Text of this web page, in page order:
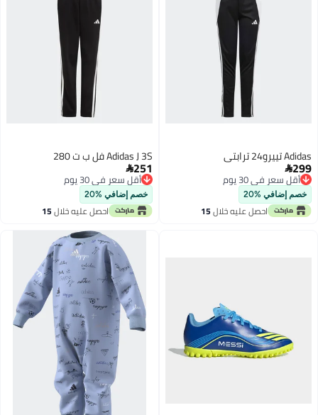
Adidas تييرو24 ترابتي
299
أقل سعر في 30 يوم
أقل سعر في 30 يوم
خصم إضافي %20
احصل عليه خلال15
Adidas J 3S فل ب ت 280
251
أقل سعر في 30 يوم
أقل سعر في 30 يوم
خصم إضافي %20
احصل عليه خلال15